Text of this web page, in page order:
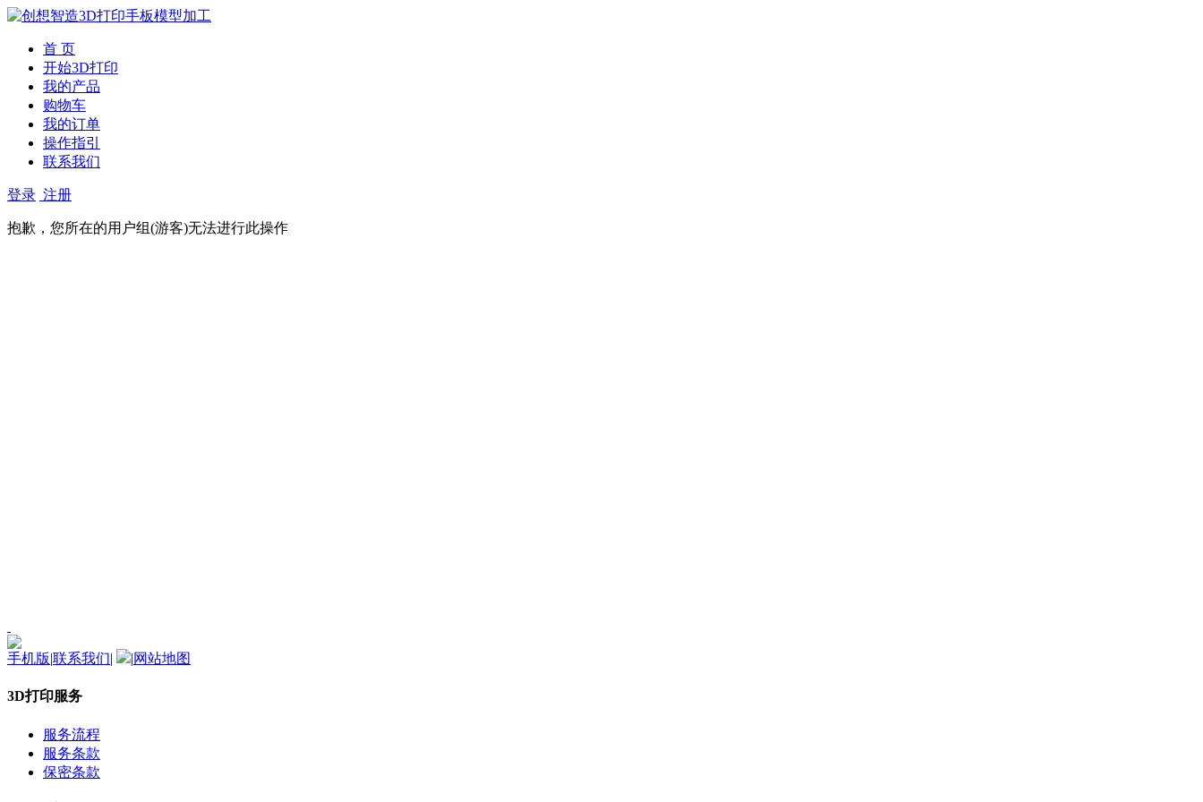
首 页
开始3D打印
我的产品
购物车
我的订单
操作指引
联系我们
登录 注册
抱歉，您所在的用户组(游客)无法进行此操作
手机版|联系我们| |网站地图
3D打印服务
服务流程
服务条款
保密条款